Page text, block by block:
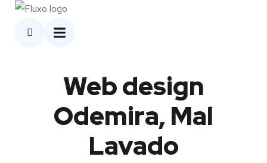
Web design
Odemira, Mal
Lavado